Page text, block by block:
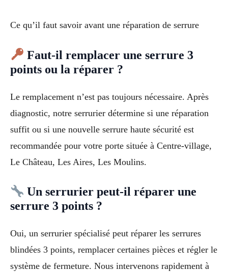
Ce qu’il faut savoir avant une réparation de serrure
Faut-il remplacer une serrure 3
points ou la réparer ?
Le remplacement n’est pas toujours nécessaire. Après
diagnostic, notre serrurier détermine si une réparation
suffit ou si une nouvelle serrure haute sécurité est
recommandée pour votre porte située à Centre-village,
Le Château, Les Aires, Les Moulins.
Un serrurier peut-il réparer une
serrure 3 points ?
Oui, un serrurier spécialisé peut réparer les serrures
blindées 3 points, remplacer certaines pièces et régler le
système de fermeture. Nous intervenons rapidement à